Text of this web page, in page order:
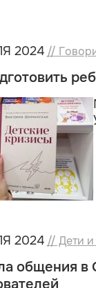
2024 //
2024 // Дети и
общения в